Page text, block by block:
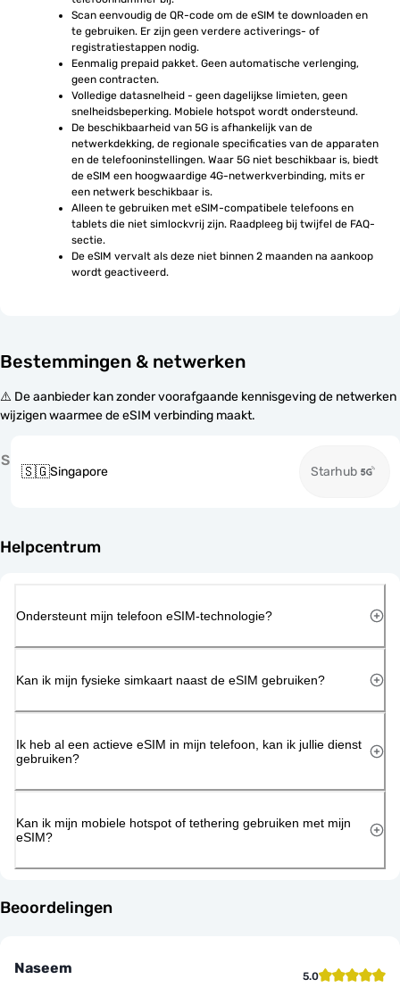
Scan eenvoudig de QR-code om de eSIM te downloaden en
te gebruiken. Er zijn geen verdere activerings- of
registratiestappen nodig.
Eenmalig prepaid pakket. Geen automatische verlenging,
geen contracten.
Volledige datasnelheid - geen dagelijkse limieten, geen
snelheidsbeperking. Mobiele hotspot wordt ondersteund.
De beschikbaarheid van 5G is afhankelijk van de
netwerkdekking, de regionale specificaties van de apparaten
en de telefooninstellingen. Waar 5G niet beschikbaar is, biedt
de eSIM een hoogwaardige 4G-netwerkverbinding, mits er
een netwerk beschikbaar is.
Alleen te gebruiken met eSIM-compatibele telefoons en
tablets die niet simlockvrij zijn. Raadpleeg bij twijfel de FAQ-
sectie.
De eSIM vervalt als deze niet binnen 2 maanden na aankoop
wordt geactiveerd.
Bestemmingen & netwerken
⚠️ De aanbieder kan zonder voorafgaande kennisgeving de netwerken
wijzigen waarmee de eSIM verbinding maakt.
S
🇸🇬Singapore Starhub
Helpcentrum
Ondersteunt mijn telefoon eSIM-technologie?
Kan ik mijn fysieke simkaart naast de eSIM gebruiken?
Ik heb al een actieve eSIM in mijn telefoon, kan ik jullie dienst
gebruiken?
Kan ik mijn mobiele hotspot of tethering gebruiken met mijn
eSIM?
Beoordelingen
Naseem 5.0